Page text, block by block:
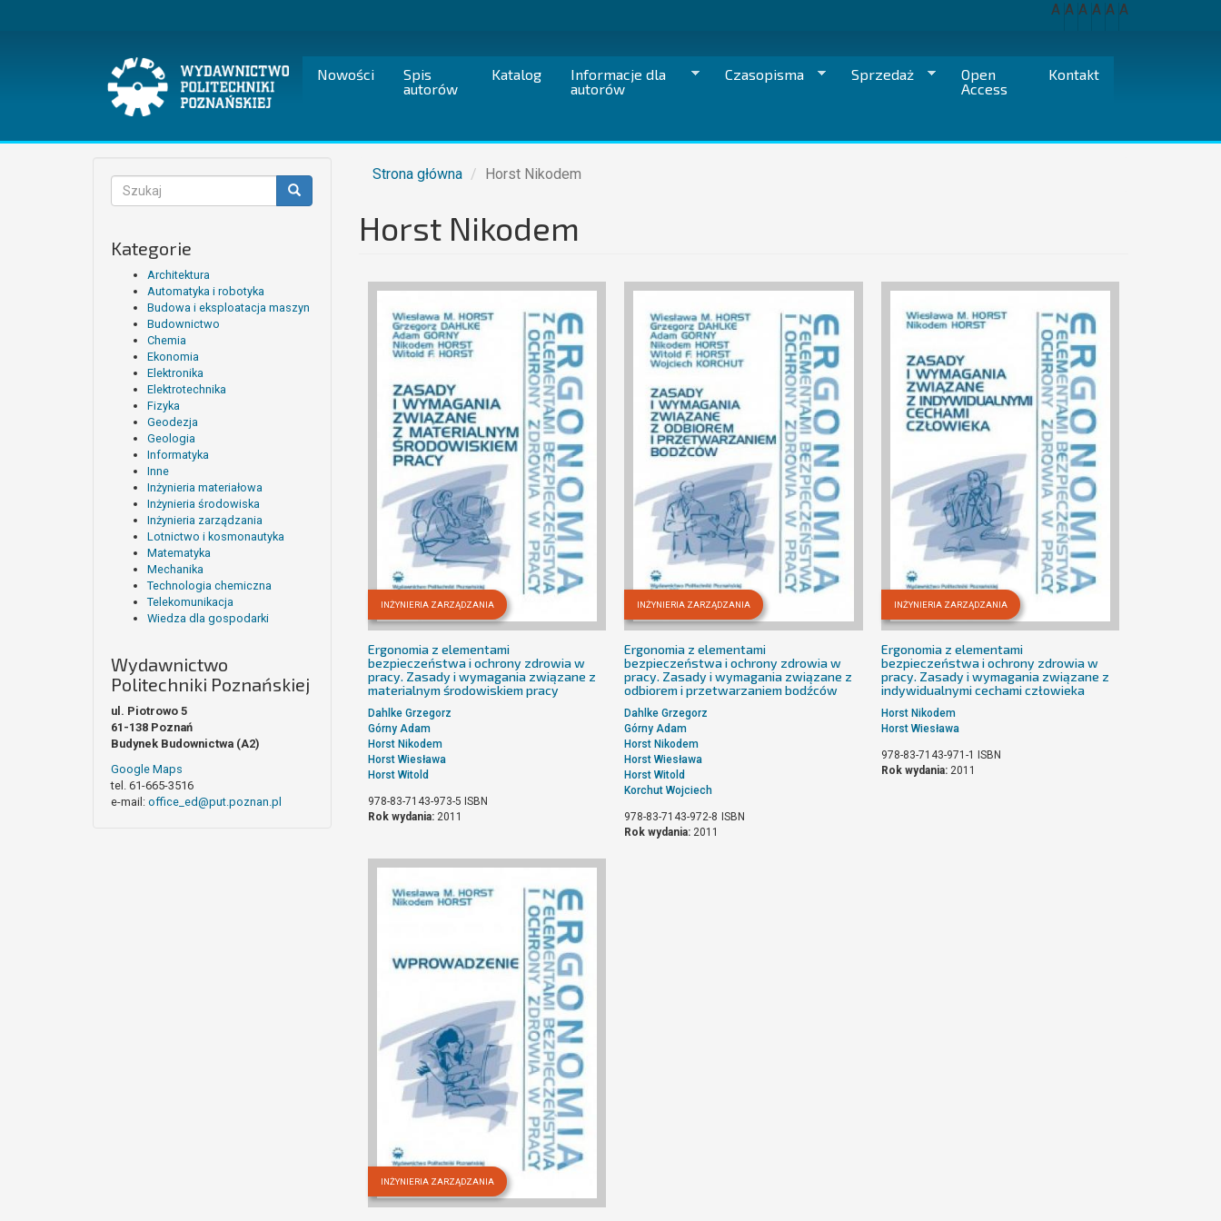
A A A A A A
Nowości
Spis
autorów
Katalog
Informacje dla
autorów
Czasopisma Sprzedaż
Open
Access
Kontakt
Formularz
wyszukiwania
Kategorie
Architektura
Automatyka i robotyka
Budowa i eksploatacja maszyn
Budownictwo
Chemia
Ekonomia
Elektronika
Elektrotechnika
Fizyka
Geodezja
Geologia
Informatyka
Inne
Inżynieria materiałowa
Inżynieria środowiska
Inżynieria zarządzania
Lotnictwo i kosmonautyka
Matematyka
Mechanika
Technologia chemiczna
Telekomunikacja
Wiedza dla gospodarki
Wydawnictwo
Politechniki Poznańskiej
ul. Piotrowo 5
61-138 Poznań
Budynek Budownictwa (A2)
Google Maps
tel. 61-665-3516
e-mail: office_ed@put.poznan.pl
Strona główna Horst Nikodem
Horst Nikodem
INŻYNIERIA ZARZĄDZANIA
Ergonomia z elementami
bezpieczeństwa i ochrony zdrowia w
pracy. Zasady i wymagania związane z
materialnym środowiskiem pracy
Dahlke Grzegorz
Górny Adam
Horst Nikodem
Horst Wiesława
Horst Witold
978-83-7143-973-5 ISBN
Rok wydania: 2011
INŻYNIERIA ZARZĄDZANIA
Ergonomia z elementami
bezpieczeństwa i ochrony zdrowia w
pracy. Zasady i wymagania związane z
odbiorem i przetwarzaniem bodźców
Dahlke Grzegorz
Górny Adam
Horst Nikodem
Horst Wiesława
Horst Witold
Korchut Wojciech
978-83-7143-972-8 ISBN
Rok wydania: 2011
INŻYNIERIA ZARZĄDZANIA
Ergonomia z elementami
bezpieczeństwa i ochrony zdrowia w
pracy. Zasady i wymagania związane z
indywidualnymi cechami człowieka
Horst Nikodem
Horst Wiesława
978-83-7143-971-1 ISBN
Rok wydania: 2011
INŻYNIERIA ZARZĄDZANIA